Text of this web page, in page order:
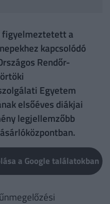
figyelmeztetett a
kapcsolódó
Rendőr-
Egyetem
elsőéves diákjai
legjellemzőbb
a Google találatokban